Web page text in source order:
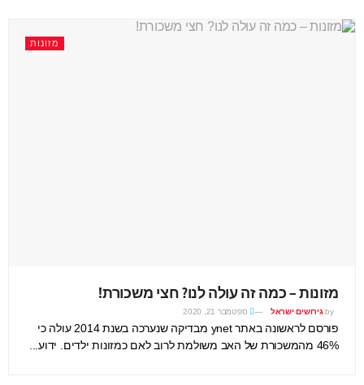
מזונות
מזונות – כמה זה עולה לנו? חצי משכורת!
by גירושים ישראל ספטמבר 21, 2020
פורסם לראשונה באתר ynet מבדיקה שנערכה בשנת 2014 עולה כי
46% מהמשכורת של האב משולמת לרוב לאם כמזונות ילדים. ידוע...